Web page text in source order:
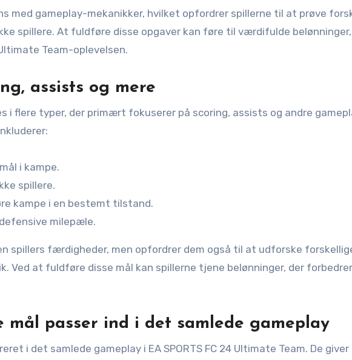
med gameplay-mekanikker, hvilket opfordrer spillerne til at prøve
spillere. At fuldføre disse opgaver kan føre til værdifulde
Team-oplevelsen.
assists og mere
i flere typer, der primært fokuserer på scoring, assists og andre
i kampe.
spillere.
kampe i en bestemt tilstand.
milepæle.
spillers færdigheder, men opfordrer dem også til at udforske
Ved at fuldføre disse mål kan spillerne tjene belønninger, der
mål passer ind i det samlede gameplay
i det samlede gameplay i EA SPORTS FC 24 Ultimate Team. De giver